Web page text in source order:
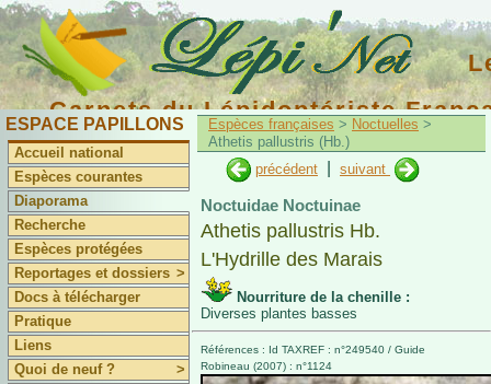
Carnets du Lépidoptériste
ESPACE PAPILLONS
Accueil national
Espèces courantes
Diaporama
Recherche
Espèces protégées
Reportages et dossiers >
Docs à télécharger
Pratique
Liens
Quoi de neuf ?
>
Espèces françaises > Noctuelles >
Athetis pallustris (Hb.)
précédent
suivant
Noctuidae Noctuinae
Athetis pallustris Hb.
L'Hydrille des Marais
Nourriture de la chenille :
Diverses plantes basses
Références : Id TAXREF : n°249540 / Guide
Robineau (2007) : n°1124